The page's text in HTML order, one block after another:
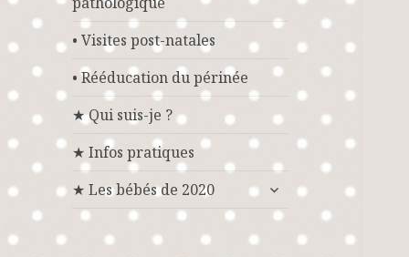
• Visites post-natales
• Rééducation du périnée
★ Qui suis-je ?
★ Infos pratiques
★ Les bébés de 2020
ouvrir
sous-
menu